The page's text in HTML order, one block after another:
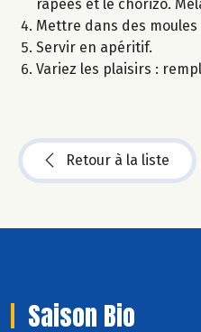
râpées et le chorizo.
Mettre dans des
Servir en apéritif.
Variez les plaisirs :
Retour à la liste
Saison Bio